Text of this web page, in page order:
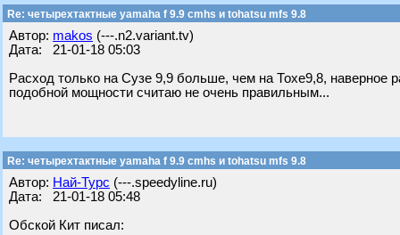
Re: четырехтактные yamaha f 9.9 cmhs и tohatsu mfs 9.8
Автор: makos (---.n2.variant.tv)
Дата: 21-01-18 05:03
Расход только на Сузе 9,9 больше, чем на Тохе9,8, наверное
подобной мощности считаю не очень правильным...
Re: четырехтактные yamaha f 9.9 cmhs и tohatsu mfs 9.8
Автор: Най-Турс (---.speedyline.ru)
Дата: 21-01-18 05:48
Обской Кит писал: